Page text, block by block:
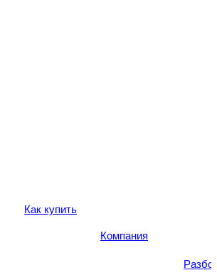
Как купить
Компания